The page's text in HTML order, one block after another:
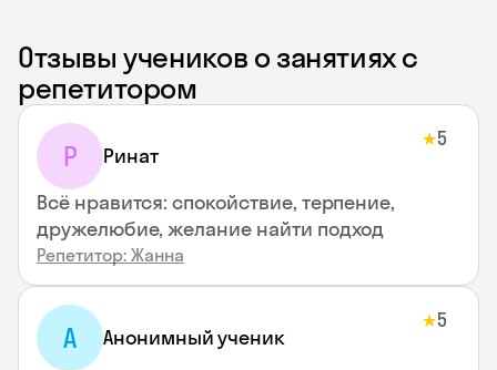
Отзывы учеников о занятиях с
репетитором
Р Ринат
★5
Всё нравится: спокойствие, терпение,
дружелюбие, желание найти подход
Репетитор: Жанна
А Анонимный ученик
★5